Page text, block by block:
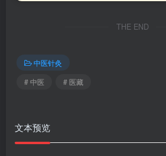
THE END
中医针灸
# 中医
# 医藏
文本预览